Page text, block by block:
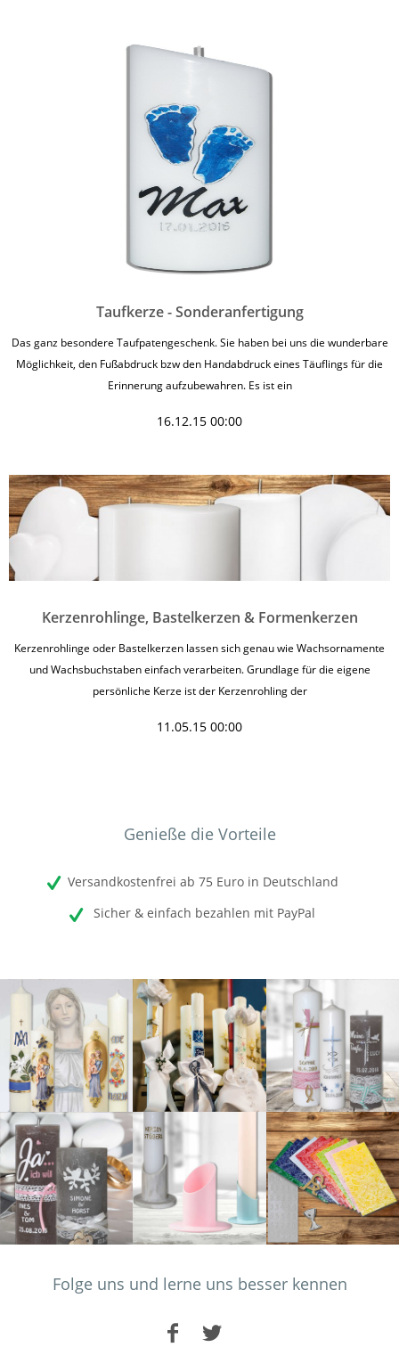
Taufkerze - Sonderanfertigung
Das ganz besondere Taufpatengeschenk. Sie haben bei uns die wunderbare
Möglichkeit, den Fußabdruck bzw den Handabdruck eines Täuflings für die
Erinnerung aufzubewahren. Es ist ein
16.12.15 00:00
Kerzenrohlinge, Bastelkerzen & Formenkerzen
Kerzenrohlinge oder Bastelkerzen lassen sich genau wie Wachsornamente
und Wachsbuchstaben einfach verarbeiten. Grundlage für die eigene
persönliche Kerze ist der Kerzenrohling der
11.05.15 00:00
Genieße die Vorteile
Versandkostenfrei ab 75 Euro in Deutschland
Sicher & einfach bezahlen mit PayPal
Folge uns und lerne uns besser kennen